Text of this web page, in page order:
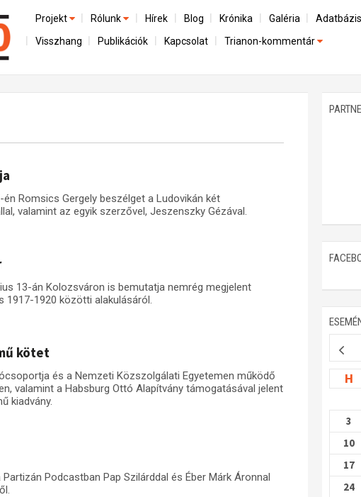
Projekt
Előzmények
Az összeomlás és a magyar társadalom
Utókor és emlékezet
Rólunk
A kutatócsoport működéséről
Hírek Blog Krónika Galéria
Visszhang Publikációk Kapcsolat Trianon-kommentár
Romsics Gergely beszélget a Ludovikán két
valamint az egyik szerzővel, Jeszenszky Gézával.
13-án Kolozsváron is bemutatja nemrég megjelent
1917-1920 közötti alakulásáról.
kötet
és a Nemzeti Közszolgálati Egyetemen működő
valamint a Habsburg Ottó Alapítvány támogatásával jelent
kiadvány.
Podcastban Pap Szilárddal és Éber Márk Áronnal
H
3
10
17
24